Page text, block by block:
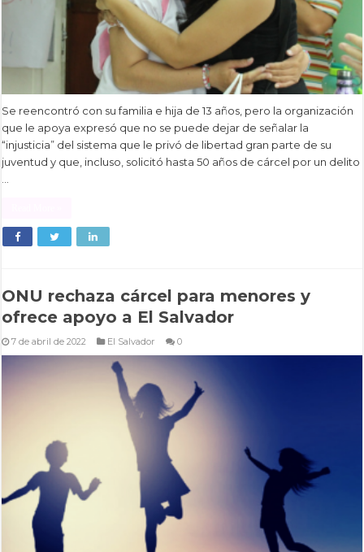
Se reencontró con su familia e hija de 13 años, pero la organización
que le apoya expresó que no se puede dejar de señalar la
“injusticia” del sistema que le privó de libertad gran parte de su
juventud y que, incluso, solicitó hasta 50 años de cárcel por un delito
ONU rechaza cárcel para menores y
ofrece apoyo a El Salvador
7 de abril de 2022 El Salvador 0